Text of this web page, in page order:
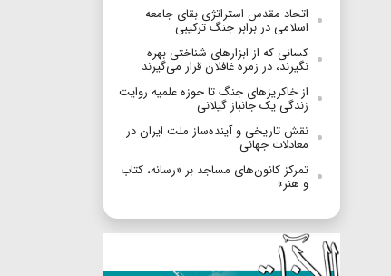
اتحاد مقدس​​​​​​​ استراتژی بقای جامعه
اسلامی در برابر جنگ ترکیبی
کسانی که از ابزارهای شناختی بهره
نگیرند، در زمره غافلان قرار می‌گیرند
از خاکریزهای جنگ تا حوزه علمیه روایت
زندگی یک جانباز گیلانی
نقش تاریخی و آینده‌ساز ملت ایران در
معادلات جهانی
تمرکز کانون‌های مساجد بر «رسانه، کتاب
و هنر»